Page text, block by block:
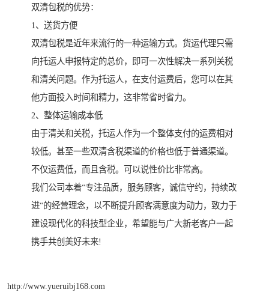
双清包税的优势：
1、送货方便
双清包税是近年来流行的一种运输方式。货运代理只需
向托运人申报特定的总价，即可一次性解决一系列关税
和清关问题。作为托运人，在支付运费后，您可以在其
他方面投入时间和精力，这非常省时省力。
2、整体运输成本低
由于清关和关税，托运人作为一个整体支付的运费相对
较低。甚至一些双清含税渠道的价格也低于普通渠道。
不仅运费低，而且含税。可以说性价比非常高。
我们公司本着“专注品质，服务顾客，诚信守约，持续改
进“的经营理念，以不断提升顾客满意度为动力，致力于
建设现代化的科技型企业，希望能与广大新老客户一起
携手共创美好未来!
http://www.yueruibj168.com